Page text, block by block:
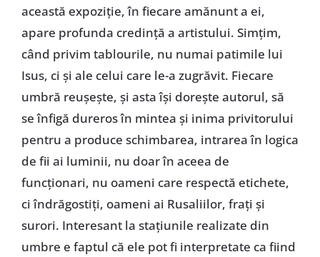
această expoziție, în fiecare amănunt a ei,
apare profunda credință a artistului. Simțim,
când privim tablourile, nu numai patimile lui
Isus, ci și ale celui care le-a zugrăvit. Fiecare
umbră reușește, și asta își dorește autorul, să
se înfigă dureros în mintea și inima privitorului
pentru a produce schimbarea, intrarea în logica
de fii ai luminii, nu doar în aceea de
funcționari, nu oameni care respectă etichete,
ci îndrăgostiți, oameni ai Rusaliilor, frați și
surori. Interesant la stațiunile realizate din
umbre e faptul că ele pot fi interpretate ca fiind